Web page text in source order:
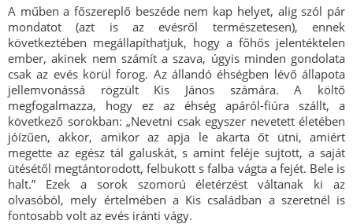
A műben a főszereplő beszéde nem kap helyet, alig szól pár
mondatot (azt is az evésről természetesen), ennek
következtében megállapíthatjuk, hogy a főhős jelentéktelen
ember, akinek nem számít a szava, úgyis minden gondolata
csak az evés körül forog. Az állandó éhségben lévő állapota
jellemvonássá rögzült Kis János számára. A költő
megfogalmazza, hogy ez az éhség apáról-fiúra szállt, a
következő sorokban: „Nevetni csak egyszer nevetett életében
jóízűen, akkor, amikor az apja le akarta őt ütni, amiért
megette az egész tál galuskát, s amint feléje sujtott, a saját
ütésétől megtántorodott, felbukott s falba vágta a fejét. Bele is
halt.” Ezek a sorok szomorú életérzést váltanak ki az
olvasóból, mely értelmében a Kis családban a szeretnél is
fontosabb volt az evés iránti vágy.